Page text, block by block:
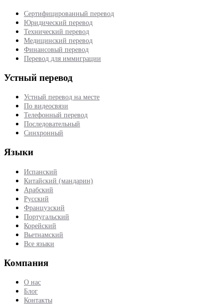
Сертифицированный перевод
Юридический перевод
Технический перевод
Медицинский перевод
Финансовый перевод
Перевод для иммиграции
Устный перевод
Устный перевод на месте
По видеосвязи
Телефонный перевод
Последовательный
Синхронный
Языки
Испанский
Китайский (мандарин)
Арабский
Русский
Французский
Португальский
Корейский
Вьетнамский
Все языки
Компания
О нас
Блог
Контакты